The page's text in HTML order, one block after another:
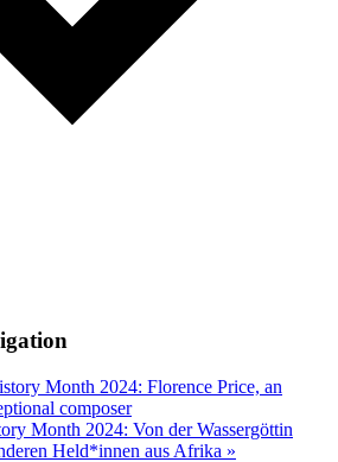
Month 2024: Florence Price, an
composer
Month 2024: Von der Wassergöttin
Held*innen aus Afrika »